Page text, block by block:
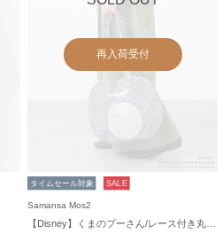
再入荷受付
タイムセール対象 SALE
Samansa Mos2